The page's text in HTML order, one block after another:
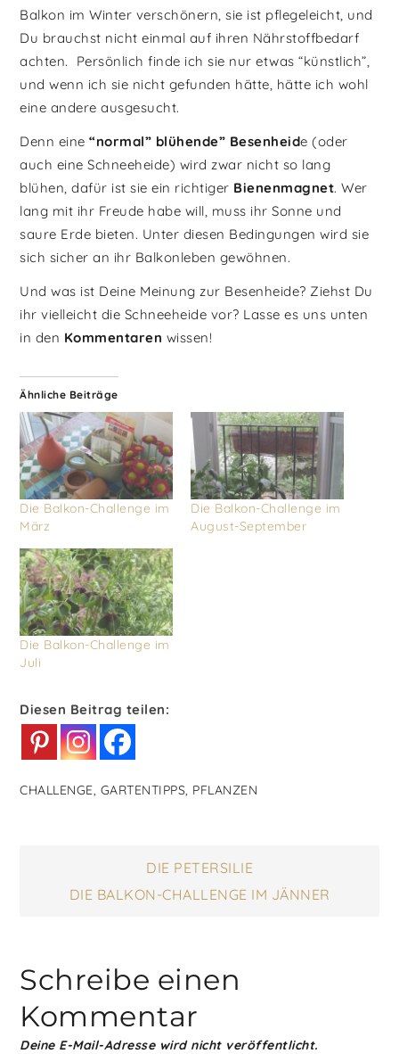
Balkon im Winter verschönern, sie ist pflegeleicht, und
Du brauchst nicht einmal auf ihren Nährstoffbedarf
achten. Persönlich finde ich sie nur etwas “künstlich”,
und wenn ich sie nicht gefunden hätte, hätte ich wohl
eine andere ausgesucht.
Denn eine “normal” blühende” Besenheide (oder
auch eine Schneeheide) wird zwar nicht so lang
blühen, dafür ist sie ein richtiger Bienenmagnet. Wer
lang mit ihr Freude habe will, muss ihr Sonne und
saure Erde bieten. Unter diesen Bedingungen wird sie
sich sicher an ihr Balkonleben gewöhnen.
Und was ist Deine Meinung zur Besenheide? Ziehst Du
ihr vielleicht die Schneeheide vor? Lasse es uns unten
in den Kommentaren wissen!
Ähnliche Beiträge
Die Balkon-Challenge im
März
Die Balkon-Challenge im
August-September
Die Balkon-Challenge im
Juli
Diesen Beitrag teilen:
CHALLENGE, GARTENTIPPS, PFLANZEN
DIE PETERSILIE
DIE BALKON-CHALLENGE IM JÄNNER
Schreibe einen
Kommentar
Deine E-Mail-Adresse wird nicht veröffentlicht.